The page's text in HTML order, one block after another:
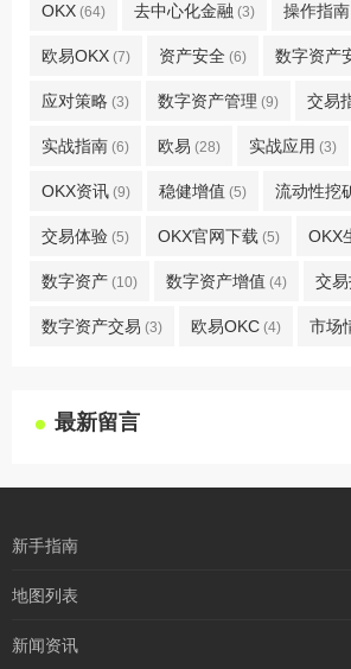
OKX (64) 去中心化金融 (3) 操作指南
欧易OKX (7) 资产安全 (6) 数字资产
应对策略 (3) 数字资产管理 (9) 交易
实战指南 (6) 欧易 (28) 实战应用 (3)
OKX资讯 (9) 稳健增值 (5) 流动性挖
交易体验 (5) OKX官网下载 (5) OKX
数字资产 (10) 数字资产增值 (4) 交
数字资产交易 (3) 欧易OKC (4) 市场
最新留言
新手指南
购买流程
地图列表
最新文章
新闻资讯